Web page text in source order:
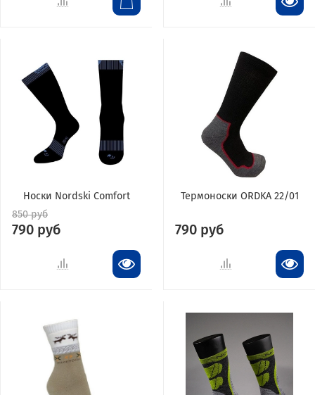
Носки Nordski Comfort
850 руб
790 руб
Термоноски ORDKA 22/01
790 руб